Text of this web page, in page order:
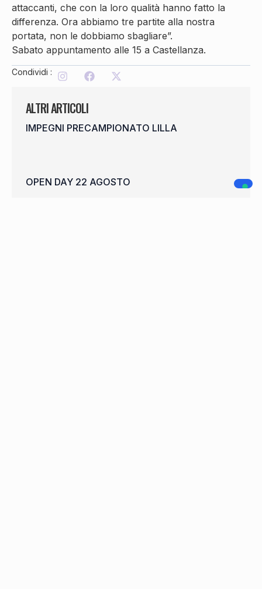
ALTRI ARTICOLI
IMPEGNI PRECAMPIONATO LILLA
OPEN DAY 22 AGOSTO
attaccanti, che con la loro qualità hanno fatto la
differenza. Ora abbiamo tre partite alla nostra
portata, non le dobbiamo sbagliare”.
Sabato appuntamento alle 15 a Castellanza.
Condividi :